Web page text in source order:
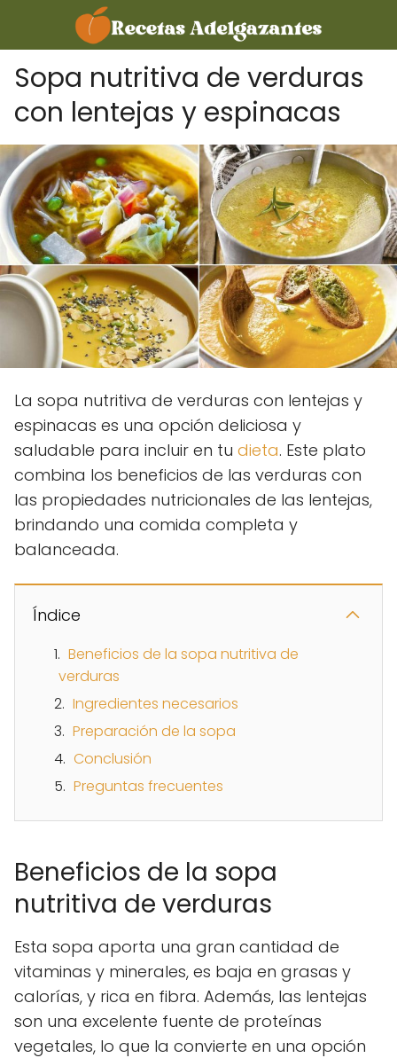
Sopa nutritiva de verduras
con lentejas y espinacas
La sopa nutritiva de verduras con lentejas y
espinacas es una opción deliciosa y
saludable para incluir en tu dieta. Este plato
combina los beneficios de las verduras con
las propiedades nutricionales de las lentejas,
brindando una comida completa y
balanceada.
Índice
Beneficios de la sopa nutritiva de
verduras
Ingredientes necesarios
Preparación de la sopa
Conclusión
Preguntas frecuentes
Beneficios de la sopa
nutritiva de verduras
Esta sopa aporta una gran cantidad de
vitaminas y minerales, es baja en grasas y
calorías, y rica en fibra. Además, las lentejas
son una excelente fuente de proteínas
vegetales, lo que la convierte en una opción